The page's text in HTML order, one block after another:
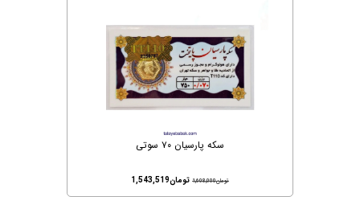
سکه پارسیان ۷۰ سوتی
تومان1,608,000 تومان1,543,519